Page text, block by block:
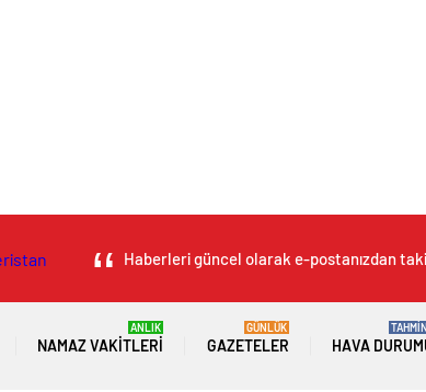
Haberleri güncel olarak e-postanızdan
NAMAZ VAKITLERI
ANLIK
GAZETELER
GÜNLÜK
HAVA